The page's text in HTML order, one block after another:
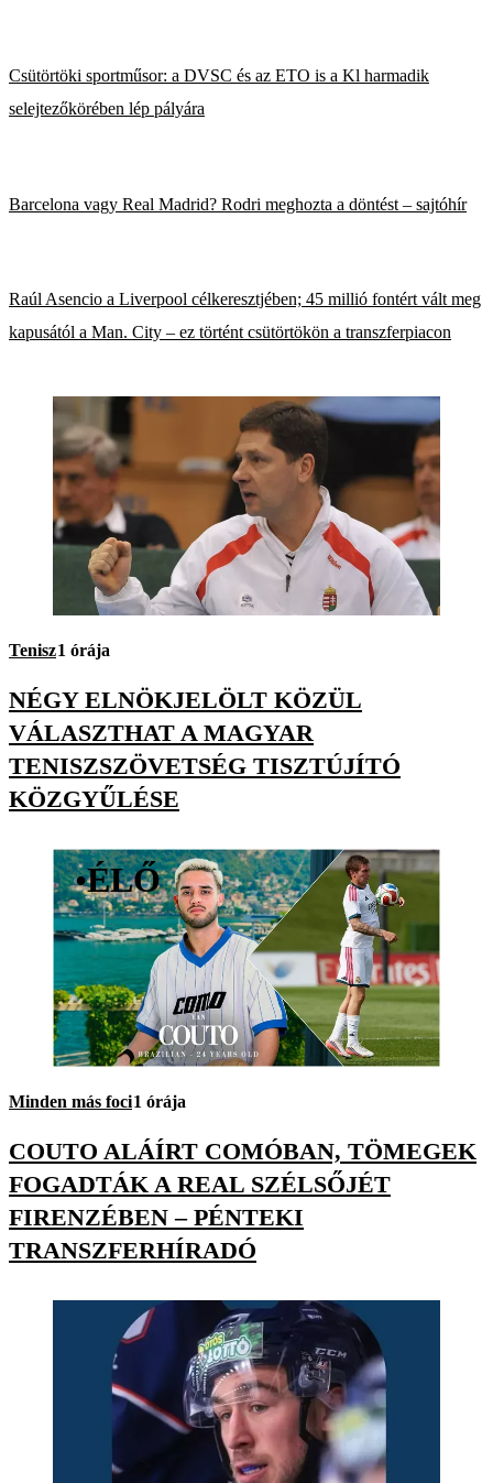
Csütörtöki sportműsor: a DVSC és az ETO is a Kl harmadik
selejtezőkörében lép pályára
Barcelona vagy Real Madrid? Rodri meghozta a döntést – sajtóhír
Raúl Asencio a Liverpool célkeresztjében; 45 millió fontért vált meg
kapusától a Man. City – ez történt csütörtökön a transzferpiacon
Tenisz1 órája
NÉGY ELNÖKJELÖLT KÖZÜL
VÁLASZTHAT A MAGYAR
TENISZSZÖVETSÉG TISZTÚJÍTÓ
KÖZGYŰLÉSE
•ÉLŐ
Minden más foci1 órája
COUTO ALÁÍRT COMÓBAN, TÖMEGEK
FOGADTÁK A REAL SZÉLSŐJÉT
FIRENZÉBEN – PÉNTEKI
TRANSZFERHÍRADÓ